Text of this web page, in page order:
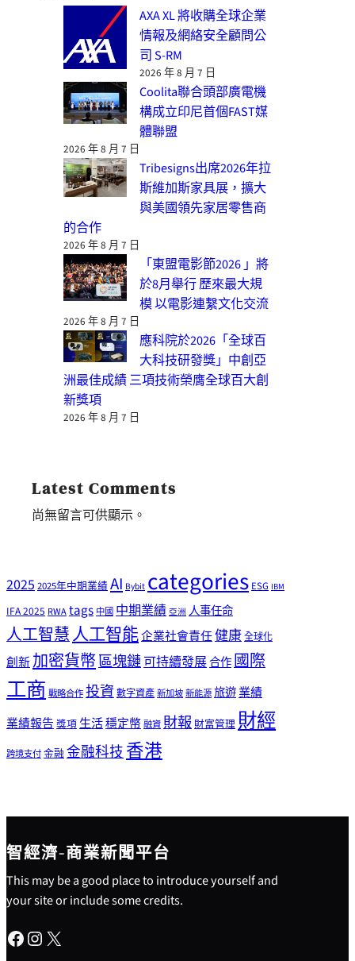
AXA XL 將收購全球企業
情報及網絡安全顧問公
司 S-RM
2026 年 8 月 7 日
Coolita聯合頭部廣電機
構成立印尼首個FAST媒
體聯盟
2026 年 8 月 7 日
Tribesigns出席2026年拉
斯維加斯家具展，擴大
與美國領先家居零售商
的合作
2026 年 8 月 7 日
「東盟電影節2026 」將
於8月舉行 歷來最大規
模 以電影連繫文化交流
2026 年 8 月 7 日
應科院於2026「全球百
大科技研發獎」中創亞
洲最佳成績 三項技術榮膺全球百大創
新獎項
2026 年 8 月 7 日
Latest Comments
尚無留言可供顯示。
2025 2025年中期業績AI Bybitcategories ESG IBM
IFA 2025 RWAtags 中國 中期業績 亞洲 人事任命
人工智慧人工智能企業社會責任健康全球化
創新加密貨幣區塊鏈可持續發展合作國際
工商 戰略合作投資數字資產新加坡新能源旅遊業績
業績報告 獎項生活穩定幣融資 財報 財富管理 財經
跨境支付金融 金融科技 香港
智經濟-商業新聞平台
This may be a good place to introduce yourself and
your site or include some credits.
Facebook Instagram X